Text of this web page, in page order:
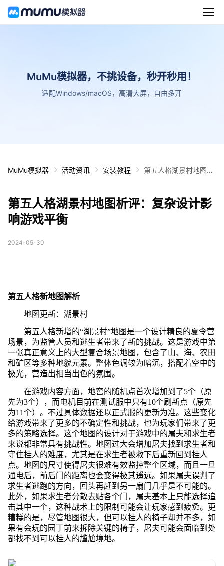
MuMu模拟器，不挑设备，秒开秒用！
适配Windows/macOS，高清大屏，自由多开
MuMu模拟器 活动资讯 安装教程
第五人格湖景村地图析
第五人格湖景村地图析评：复杂设计影
响游戏平衡
2024-05-30
第五人格新地图解析
地图更新：湖景村
第五人格新增的“湖景村”地图是一个设计精良的夏令营
场景，为监管人员和逃生者带来了新的挑战。这是游戏中第
一张真正意义上的大型复合场景地图，包含了山、海、农田
和矿区等多种地貌元素。整体色调较为暗沉，搭配着空中的
极光，营造出相当出色的氛围。
在游戏内容方面，地窖的随机点首次增加到了5个（原
先为3个），而电机目前在测试服中只有10个刷新点（原先
为11个）。不过具体数据还以正式服的更新为准。这些变化
给游戏带来了更多的不确定性和挑战，也为玩家们带来了更
多的策略选择。这个地图的设计对于游戏中的屠夫和求生者
来说都非常具有挑战性。地图过大会增加屠夫找到求生者和
守住挂人的难度，尤其是在求生者被救下后重新回到挂人
点。地图的尺寸使得屠夫很难有效监控整个区域，而且一旦
通电后，前后门的距离也会变得极其遥远。如果屠夫误判了
求生者逃跑的方向，回头再赶到另一扇门几乎是不可能的。
此外，如果求生者分散去贴各个门，屠夫基本上只能选择追
击其中一个，这种战术上的限制可能会让玩家感到疲惫。更
糟糕的是，尽管地图很大，但可以挂人的椅子却并不多，如
果有会玩的园丁前来拆除关键的椅子，屠夫可能会面临到处
都找不到可以挂人的尴尬境地。